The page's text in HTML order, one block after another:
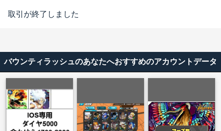
取引が終了しました
バウンティラッシュのあなたへおすすめのアカウントデータ